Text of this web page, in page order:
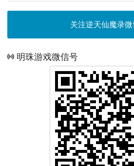
关注逆天仙魔录
明珠游戏微信号